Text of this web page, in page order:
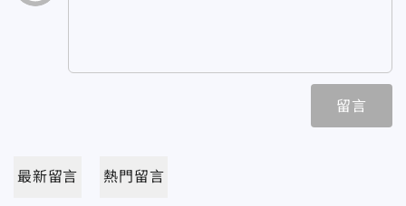
留言
最新留言 熱門留言